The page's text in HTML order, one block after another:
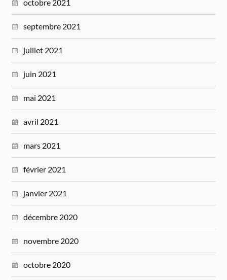
octobre 2021
septembre 2021
juillet 2021
juin 2021
mai 2021
avril 2021
mars 2021
février 2021
janvier 2021
décembre 2020
novembre 2020
octobre 2020